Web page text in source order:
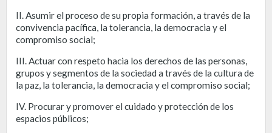
II. Asumir el proceso de su propia formación, a través de la
convivencia pacífica, la tolerancia, la democracia y el
compromiso social;
III. Actuar con respeto hacia los derechos de las personas,
grupos y segmentos de la sociedad a través de la cultura de
la paz, la tolerancia, la democracia y el compromiso social;
IV. Procurar y promover el cuidado y protección de los
espacios públicos;